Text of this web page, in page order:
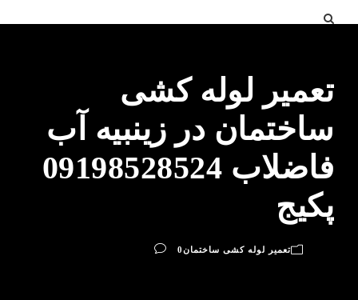
تعمیر لوله کشی
ساختمان در زینبیه آب
فاضلاب 09198528524
پکیج
تعمیر لوله کشی ساختمان0